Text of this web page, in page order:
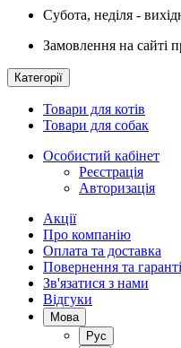
Субота, неділя -
Замовлення на сайті
Категорії
Товари для котів
Товари для собак
Особистий кабінет
Реєстрація
Авторизація
Акції
Про компанію
Оплата та доставка
Повернення та
Зв'язатися з нами
Відгуки
Мова
Рус